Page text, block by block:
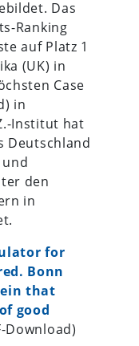
Das
Ranking
auf Platz 1
(UK) in
Case
in
Institut hat
Deutschland
den
in
for
Bonn
that
good
Download)